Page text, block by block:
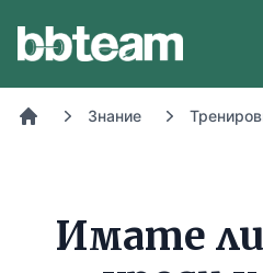
Знание
Имате